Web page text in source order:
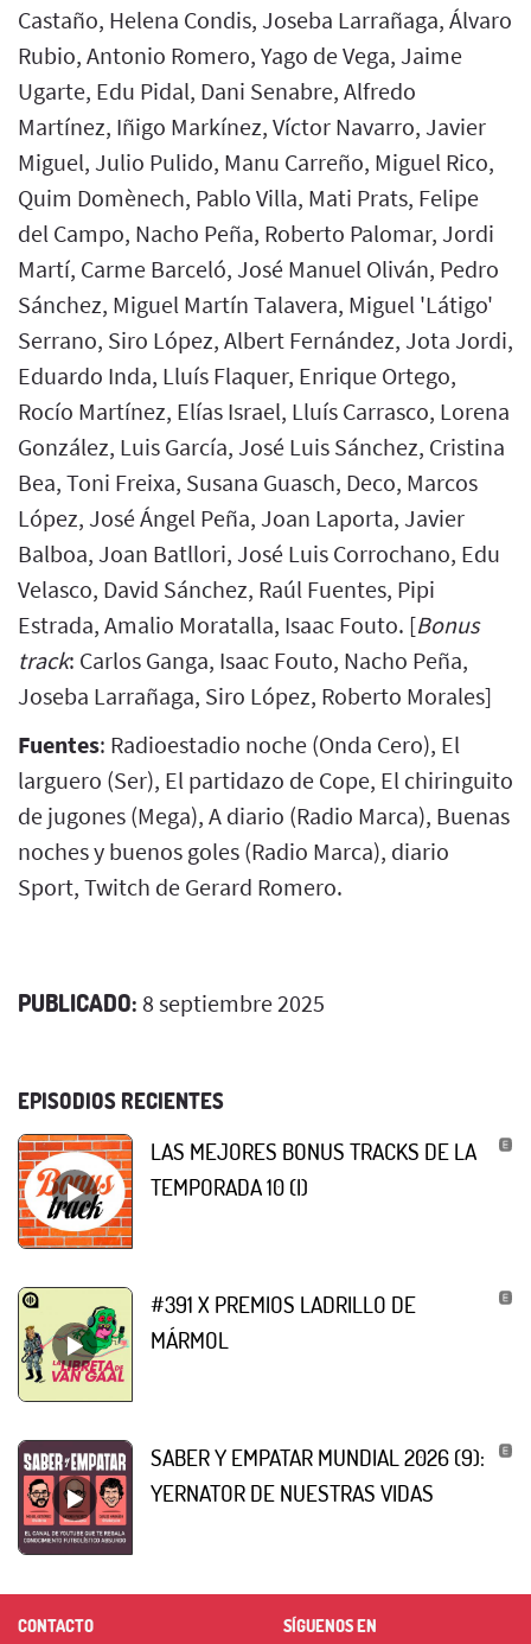
Castaño, Helena Condis, Joseba Larrañaga, Álvaro
Rubio, Antonio Romero, Yago de Vega, Jaime
Ugarte, Edu Pidal, Dani Senabre, Alfredo
Martínez, Iñigo Markínez, Víctor Navarro, Javier
Miguel, Julio Pulido, Manu Carreño, Miguel Rico,
Quim Domènech, Pablo Villa, Mati Prats, Felipe
del Campo, Nacho Peña, Roberto Palomar, Jordi
Martí, Carme Barceló, José Manuel Oliván, Pedro
Sánchez, Miguel Martín Talavera, Miguel 'Látigo'
Serrano, Siro López, Albert Fernández, Jota Jordi,
Eduardo Inda, Lluís Flaquer, Enrique Ortego,
Rocío Martínez, Elías Israel, Lluís Carrasco, Lorena
González, Luis García, José Luis Sánchez, Cristina
Bea, Toni Freixa, Susana Guasch, Deco, Marcos
López, José Ángel Peña, Joan Laporta, Javier
Balboa, Joan Batllori, José Luis Corrochano, Edu
Velasco, David Sánchez, Raúl Fuentes, Pipi
Estrada, Amalio Moratalla, Isaac Fouto. [Bonus
track: Carlos Ganga, Isaac Fouto, Nacho Peña,
Joseba Larrañaga, Siro López, Roberto Morales]
Fuentes: Radioestadio noche (Onda Cero), El
larguero (Ser), El partidazo de Cope, El chiringuito
de jugones (Mega), A diario (Radio Marca), Buenas
noches y buenos goles (Radio Marca), diario
Sport, Twitch de Gerard Romero.
PUBLICADO: 8 septiembre 2025
EPISODIOS RECIENTES
LAS MEJORES BONUS TRACKS DE LA
TEMPORADA 10 (I)
#391 X PREMIOS LADRILLO DE
MÁRMOL
SABER Y EMPATAR MUNDIAL 2026 (9):
YERNATOR DE NUESTRAS VIDAS
CONTACTO SÍGUENOS EN